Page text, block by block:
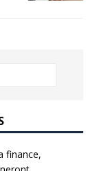
finance,